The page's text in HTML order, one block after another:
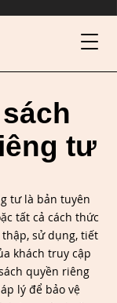
tư
tư là bản tuyên
tất cả cách thức
sử dụng, tiết
khách truy cập
quyền riêng
lý để bảo vệ